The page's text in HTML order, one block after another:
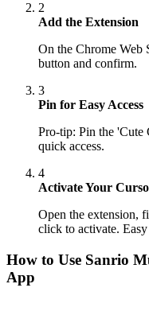
2
Add the Extension
On the Chrome Web
button and confirm.
3
Pin for Easy Access
Pro-tip: Pin the 'Cute
quick access.
4
Activate Your
Open the extension,
click to activate. Easy
How to Use Sanrio
App